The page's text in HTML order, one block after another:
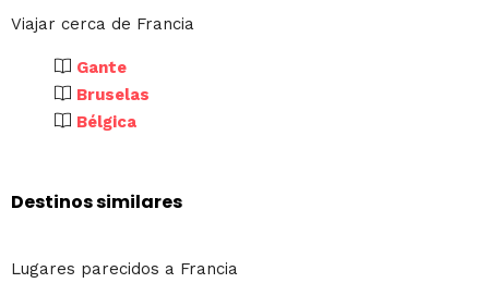
Viajar cerca de Francia
Gante
Bruselas
Bélgica
Destinos similares
Lugares parecidos a Francia